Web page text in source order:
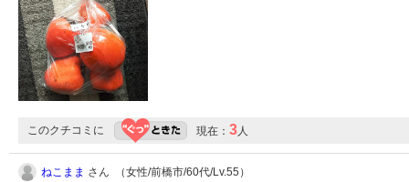
このクチコミに 現在： 3人
ねこまま さん （女性/前橋市/60代/Lv.55）